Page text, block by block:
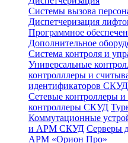
Системы вызова
Диспетчеризация
Программное
Дополнительное
Система контроля и
Универсальные
контролллеры и
идентификаторов СКУД
Сетевые контроллеры
контроллеры СКУД
Коммутационные
и АРМ СКУД Серверы
АРМ «Орион Про»